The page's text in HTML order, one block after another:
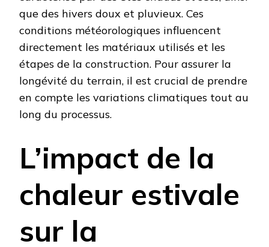
que des hivers doux et pluvieux. Ces
conditions météorologiques influencent
directement les matériaux utilisés et les
étapes de la construction. Pour assurer la
longévité du terrain, il est crucial de prendre
en compte les variations climatiques tout au
long du processus.
L’impact de la
chaleur estivale
sur la